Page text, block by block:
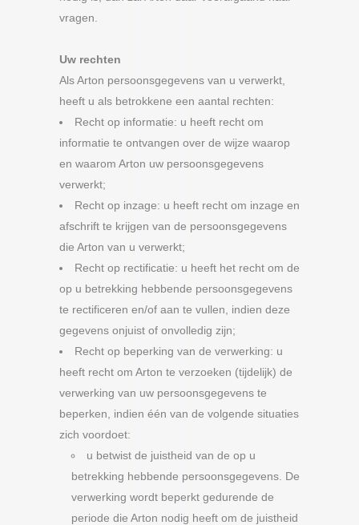
vragen.
Uw rechten
Als Arton persoonsgegevens van u verwerkt,
heeft u als betrokkene een aantal rechten:
Recht op informatie: u heeft recht om
informatie te ontvangen over de wijze waarop
en waarom Arton uw persoonsgegevens
verwerkt;
Recht op inzage: u heeft recht om inzage en
afschrift te krijgen van de persoonsgegevens
die Arton van u verwerkt;
Recht op rectificatie: u heeft het recht om de
op u betrekking hebbende persoonsgegevens
te rectificeren en/of aan te vullen, indien deze
gegevens onjuist of onvolledig zijn;
Recht op beperking van de verwerking: u
heeft recht om Arton te verzoeken (tijdelijk) de
verwerking van uw persoonsgegevens te
beperken, indien één van de volgende situaties
zich voordoet:
u betwist de juistheid van de op u
betrekking hebbende persoonsgegevens. De
verwerking wordt beperkt gedurende de
periode die Arton nodig heeft om de juistheid